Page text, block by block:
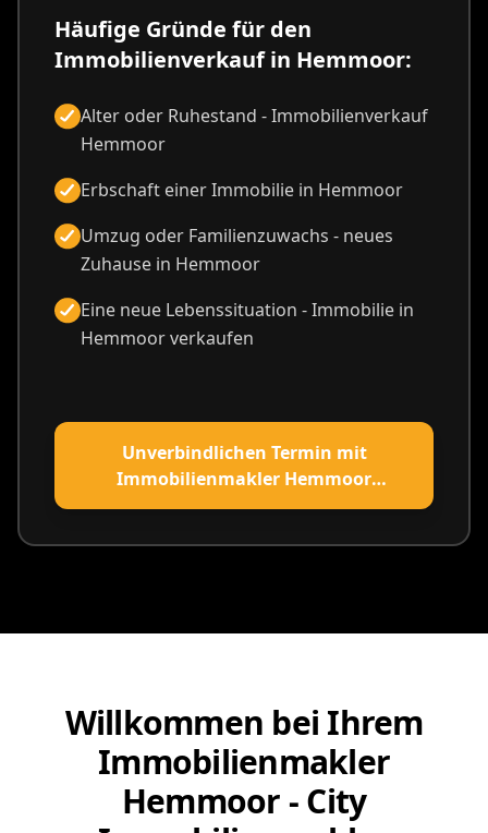
Häufige Gründe für den
Immobilienverkauf in Hemmoor:
Alter oder Ruhestand - Immobilienverkauf
Hemmoor
Erbschaft einer Immobilie in Hemmoor
Umzug oder Familienzuwachs - neues
Zuhause in Hemmoor
Eine neue Lebenssituation - Immobilie in
Hemmoor verkaufen
Unverbindlichen Termin mit
Immobilienmakler Hemmoor
vereinbaren
Willkommen bei Ihrem
Immobilienmakler
Hemmoor - City